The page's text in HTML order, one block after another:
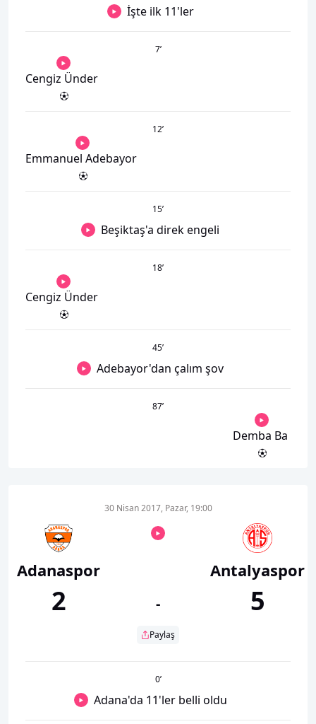
İşte ilk 11'ler
7’
Cengiz Ünder
12’
Emmanuel Adebayor
15’
Beşiktaş'a direk engeli
18’
Cengiz Ünder
45’
Adebayor'dan çalım şov
87’
Demba Ba
Adanaspor
2
30 Nisan 2017, Pazar, 19:00
-
Paylaş
Antalyaspor
5
0’
Adana'da 11'ler belli oldu